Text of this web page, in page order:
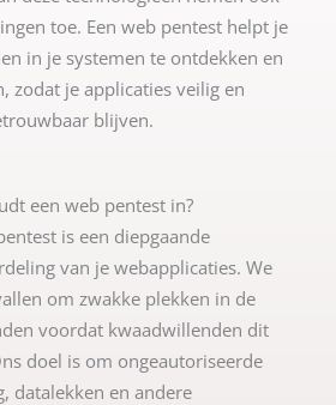
toe. Een web pentest helpt je
in je systemen te ontdekken en
zodat je applicaties veilig en
blijven.
een web pentest in?
is een diepgaande
van je webapplicaties. We
om zwakke plekken in de
voordat kwaadwillenden dit
doel is om ongeautoriseerde
datalekken en andere